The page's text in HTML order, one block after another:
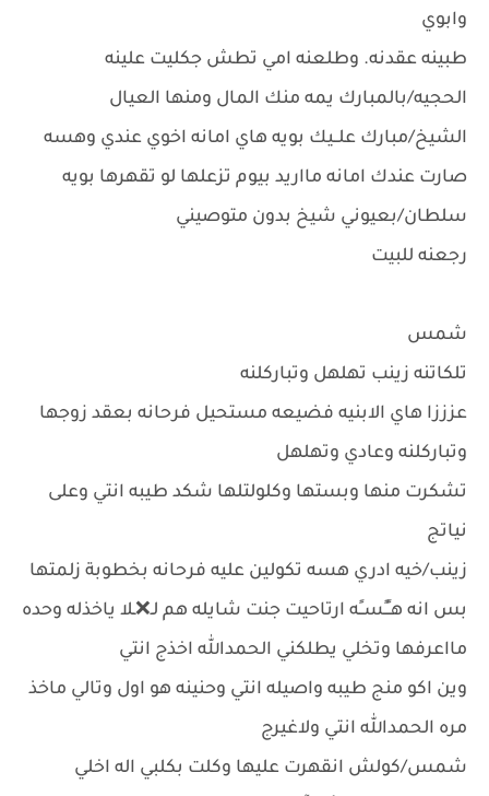
وابوي
طبينه عقدنه. وطلعنه امي تطش جكليت علينه
الحجيه/بالمبارك يمه منك المال ومنها العيال
الشيخ/مبارك علــيك بويه هاي امانه اخوي عندي وهسه
صارت عندك امانه مااريد بيوم تزعلها لو تقهرها بويه
سلطان/بعيوني شيخ بدون متوصيني
رجعنه للبيت
شمس
تلكاتنه زينب تهلهل وتباركلنه
عزززا هاي الابنيه فضيعه مستحيل فرحانه بعقد زوجها
وتباركلنه وعادي وتهلهل
تشكرت منها وبستها وكلولتلها شكد طيبه انتي وعلى
نياتج
زينب/خيه ادري هسه تكولين عليه فرحانه بخطوبة زلمتها
بس انه هــًـًســًه ارتاحيت جنت شايله هم لـ❌ـلا ياخذله وحده
مااعرفها وتخلي يطلكني الحمدالله اخذج انتي
وين اكو منج طيبه واصيله انتي وحنينه هو اول وتالي ماخذ
مره الحمدالله انتي ولاغيرج
شمس/كولش انقهرت عليها وكلت بكلبي اله اخلي